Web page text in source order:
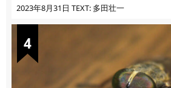
2023年8月31日 TEXT: 多田壮一